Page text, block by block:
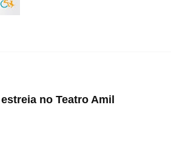
no Teatro Amil